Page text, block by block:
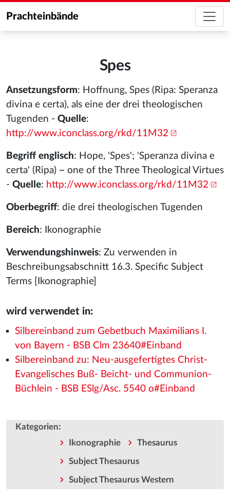
Prachteinbände
Spes
Ansetzungsform: Hoffnung, Spes (Ripa: Speranza
divina e certa), als eine der drei theologischen
Tugenden - Quelle:
http://www.iconclass.org/rkd/11M32
Begriff englisch: Hope, 'Spes'; 'Speranza divina e
certa' (Ripa) ~ one of the Three Theological Virtues
- Quelle: http://www.iconclass.org/rkd/11M32
Oberbegriff: die drei theologischen Tugenden
Bereich: Ikonographie
Verwendungshinweis: Zu verwenden in
Beschreibungsabschnitt 16.3. Specific Subject
Terms [Ikonographie]
wird verwendet in:
Silbereinband zum Gebetbuch Maximilians I.
von Bayern - BSB Clm 23640#Einband
Silbereinband zu: Neu-ausgefertigtes Christ-
Evangelisches Buß- Beicht- und Communion-
Büchlein - BSB ESlg/Asc. 5540 o#Einband
Kategorien:
Ikonographie Thesaurus
Subject Thesaurus
Subject Thesaurus Western